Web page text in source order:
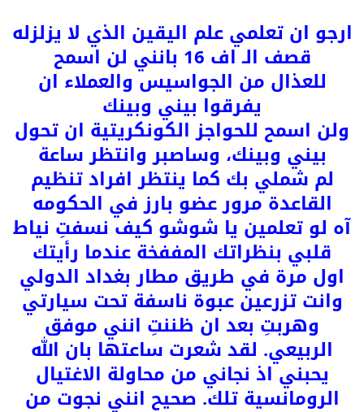
ارجو ان تعلمي علم اليقين الذي لا يزلزله
قصف الـ اف 16 بانني لن اسمح
للعذال من الجواسيس والعملاء ان
يفرقوا بيني وبينك
ولن اسمح للحواجز الكونكريتية ان تحول
بيني وبينك، وساصبر وانتظر ساعة
لم شملي بك كما ينتظر افراد تنظيم
القاعدة مرور عضو بارز في الحكومه
آه لو تعلمين يا شوشو كيف نسفتِ نياط
قلبي بنظراتك المففخة عندما رأيتك
اول مرة في طريق مطار بغداد الدولي
وانت تزرعين عبوة ناسفة تحت سيارتي
وهربتِ بعد ان ظننتِ انني موفق
الربيعي. لقد شعرت ساعتها بان الله
يحبني اذ نجاني من محاولة الاغتيال
الرومانسية تلك. صحيح انني نجوت من